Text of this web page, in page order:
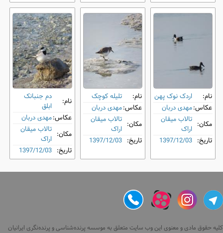
نام:
اردک نوک ‌پهن
عکاس:مهدی دربان
مکان: تالاب میقان
اراک
تاریخ: 1397/12/03
نام:
تلیله کوچک
عکاس:مهدی دربان
مکان: تالاب میقان
اراک
تاریخ: 1397/12/03
نام:
دم‌ جنبانک
ابلق
عکاس:مهدی دربان
مکان: تالاب میقان
اراک
تاریخ: 1397/12/03
کلیه حقوق مادی و معنوی این وب سایت متعلق به موسسه پرنده‌شناسی و پرنده‌نگری ایرانیان